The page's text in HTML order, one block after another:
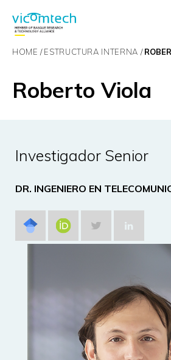
HOME ESTRUCTURA INTERNA
Roberto Viola
Investigador Senior
DR. INGENIERO EN